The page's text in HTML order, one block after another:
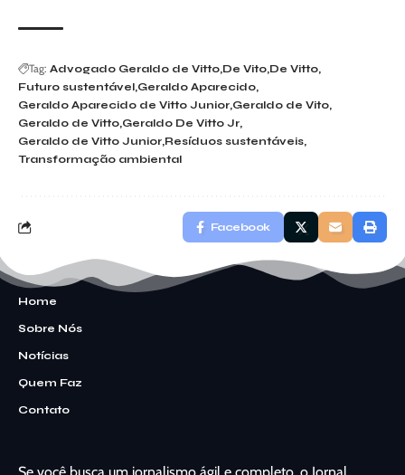
Tag: Advogado Geraldo de Vitto De Vito De Vitto
Futuro sustentável Geraldo Aparecido
Geraldo Aparecido de Vitto Junior Geraldo de Vito
Geraldo de Vitto Geraldo De Vitto Jr
Geraldo de Vitto Junior Resíduos sustentáveis
Transformação ambiental
Facebook
Home
Sobre Nós
Notícias
Quem Faz
Contato